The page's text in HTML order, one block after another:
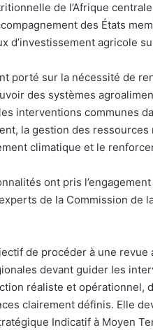
de l’Afrique
des États
d’investissement agricole
porté sur la nécessité de
des systèmes
interventions communes
la gestion des
climatique et le
ont pris
de la Commission de
de procéder à une
devant guider les
réaliste et
clairement définis. Elle
Indicatif à Moyen